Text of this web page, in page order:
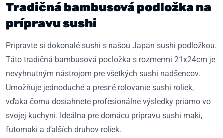
Tradičná bambusová podložka na
prípravu sushi
Pripravte si dokonalé sushi s našou Japan sushi podložkou.
Táto tradičná bambusová podložka s rozmermi 21x24cm je
nevyhnutným nástrojom pre všetkých sushi nadšencov.
Umožňuje jednoduché a presné rolovanie sushi roliek,
vďaka čomu dosiahnete profesionálne výsledky priamo vo
svojej kuchyni. Ideálna pre domácu prípravu sushi maki,
futomaki a ďalších druhov roliek.